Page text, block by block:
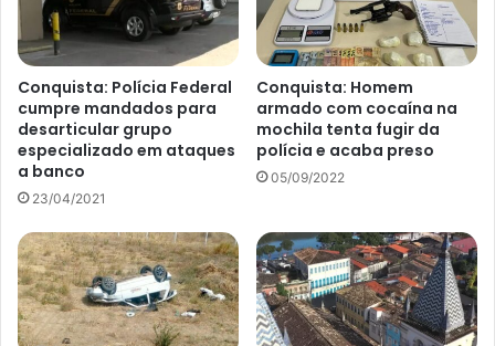
Conquista: Polícia Federal
cumpre mandados para
desarticular grupo
especializado em ataques
a banco
23/04/2021
Conquista: Homem
armado com cocaína na
mochila tenta fugir da
polícia e acaba preso
05/09/2022